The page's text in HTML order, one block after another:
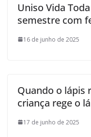
Uniso Vida
semestre com
16 de junho de 2025
Quando o lápis
criança rege o
17 de junho de 2025